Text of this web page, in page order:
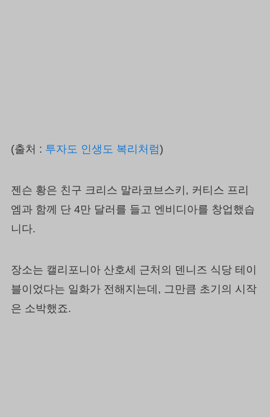
(출처 : 투자도 인생도 복리처럼)
젠슨 황은 친구 크리스 말라코브스키, 커티스 프리
엠과 함께 단 4만 달러를 들고 엔비디아를 창업했습
니다.
장소는 캘리포니아 산호세 근처의 덴니즈 식당 테이
블이었다는 일화가 전해지는데, 그만큼 초기의 시작
은 소박했죠.